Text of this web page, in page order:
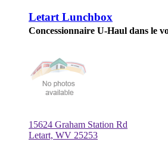
Letart Lunchbox
Concessionnaire U-Haul dans le
15624 Graham Station Rd
Letart, WV 25253